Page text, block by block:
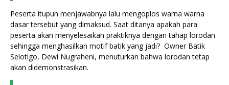
Peserta itupun menjawabnya lalu mengoplos warna warna
dasar tersebut yang dimaksud. Saat ditanya apakah para
peserta akan menyelesaikan praktiknya dengan tahap lorodan
sehingga menghasilkan motif batik yang jadi?  Owner Batik
Selotigo, Dewi Nugraheni, menuturkan bahwa lorodan tetap
akan didemonstrasikan.